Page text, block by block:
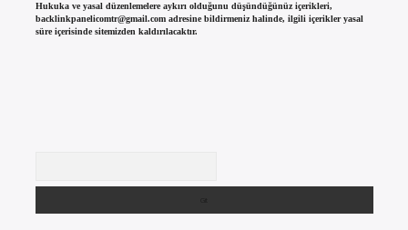
Hukuka ve yasal düzenlemelere aykırı olduğunu düşündüğünüz içerikleri,
backlinkpanelicomtr@gmail.comadresine bildirmeniz halinde, ilgili içerikler yasal
süre içerisinde sitemizden kaldırılacaktır.